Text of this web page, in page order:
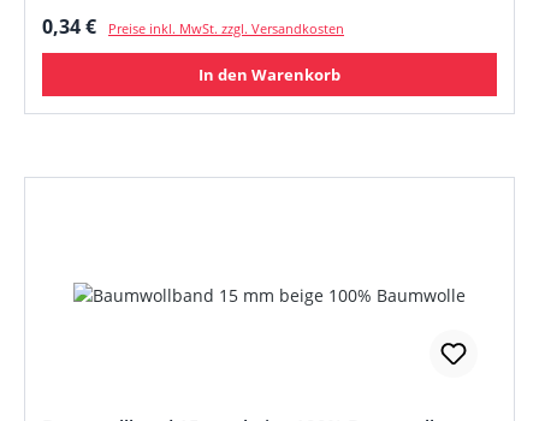
Regulärer Preis:
0,34 € Preise inkl. MwSt. zzgl. Versandkosten
In den Warenkorb